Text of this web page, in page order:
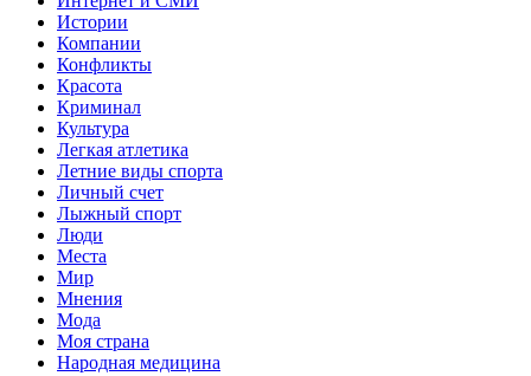
Истории
Компании
Конфликты
Красота
Криминал
Культура
Легкая атлетика
Летние виды спорта
Личный счет
Лыжный спорт
Люди
Места
Мир
Мнения
Мода
Моя страна
Народная медицина